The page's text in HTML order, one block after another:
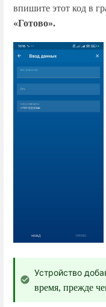
впишите этот код в
«Готово».
Устройство
время, прежде